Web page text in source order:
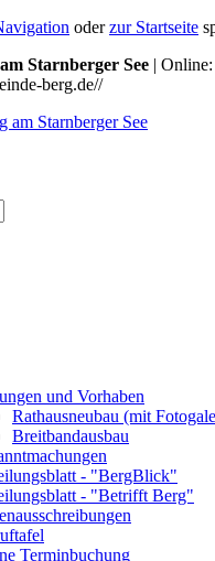
oderzur Startseite
Starnberger See | Online:
berg.de//
und Vorhaben
Rathausneubau (mit
Breitbandausbau
- "BergBlick"
- "Betrifft Berg"
Terminbuchung